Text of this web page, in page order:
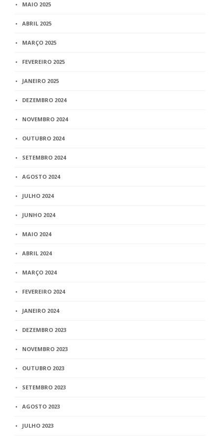
MAIO 2025
ABRIL 2025
MARÇO 2025
FEVEREIRO 2025
JANEIRO 2025
DEZEMBRO 2024
NOVEMBRO 2024
OUTUBRO 2024
SETEMBRO 2024
AGOSTO 2024
JULHO 2024
JUNHO 2024
MAIO 2024
ABRIL 2024
MARÇO 2024
FEVEREIRO 2024
JANEIRO 2024
DEZEMBRO 2023
NOVEMBRO 2023
OUTUBRO 2023
SETEMBRO 2023
AGOSTO 2023
JULHO 2023